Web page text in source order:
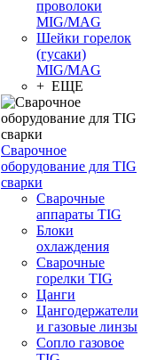
проволоки
MIG/MAG
Шейки горелок
(гусаки)
MIG/MAG
+ ЕЩЕ
Сварочное
оборудование для TIG
сварки
Сварочные
аппараты TIG
Блоки
охлаждения
Сварочные
горелки TIG
Цанги
Цангодержатели
и газовые линзы
Сопло газовое